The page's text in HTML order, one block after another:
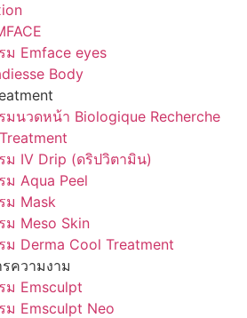
ม Emface eyes
Body
มนวดหน้า Biologique Recherche
ม IV Drip (ดริปวิตามิน)
ม Aqua Peel
ม Mask
ม Meso Skin
ม Derma Cool Treatment
ความงาม
ม Emsculpt
ม Emsculpt Neo